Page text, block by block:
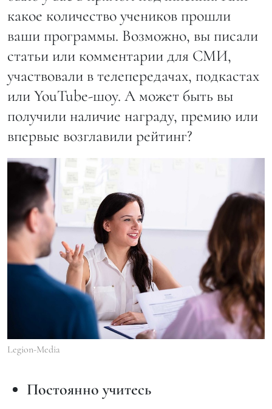
какое количество учеников прошли
ваши программы. Возможно, вы писали
статьи или комментарии для СМИ,
участвовали в телепередачах, подкастах
или YouTube-шоу. А может быть вы
получили наличие награду, премию или
впервые возглавили рейтинг?
Legion-Media
Постоянно учитесь